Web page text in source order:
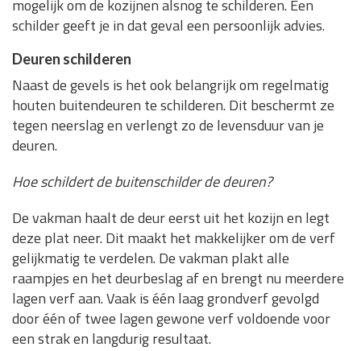
mogelijk om de kozijnen alsnog te schilderen. Een
schilder geeft je in dat geval een persoonlijk advies.
Deuren schilderen
Naast de gevels is het ook belangrijk om regelmatig
houten buitendeuren te schilderen. Dit beschermt ze
tegen neerslag en verlengt zo de levensduur van je
deuren.
Hoe schildert de buitenschilder de deuren?
De vakman haalt de deur eerst uit het kozijn en legt
deze plat neer. Dit maakt het makkelijker om de verf
gelijkmatig te verdelen. De vakman plakt alle
raampjes en het deurbeslag af en brengt nu meerdere
lagen verf aan. Vaak is één laag grondverf gevolgd
door één of twee lagen gewone verf voldoende voor
een strak en langdurig resultaat.